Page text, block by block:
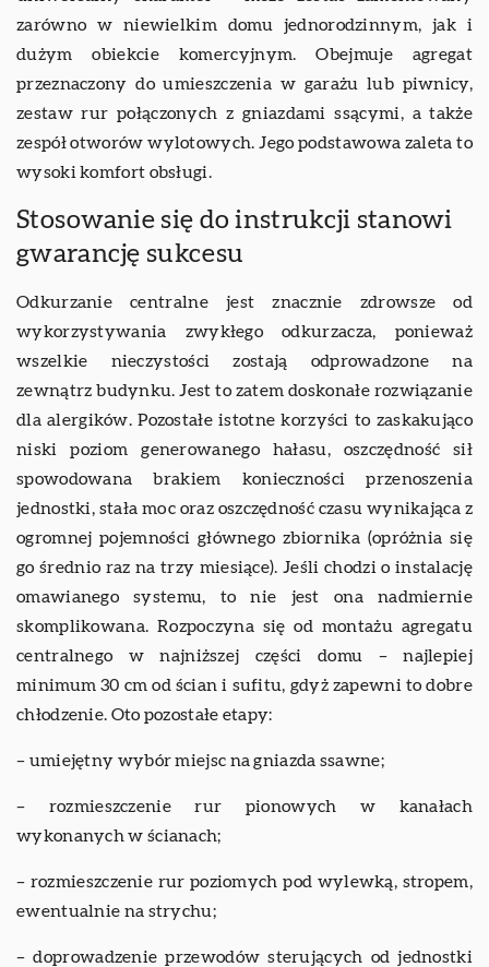
zarówno w niewielkim domu jednorodzinnym, jak i
dużym obiekcie komercyjnym. Obejmuje agregat
przeznaczony do umieszczenia w garażu lub piwnicy,
zestaw rur połączonych z gniazdami ssącymi, a także
zespół otworów wylotowych. Jego podstawowa zaleta to
wysoki komfort obsługi.
Stosowanie się do instrukcji stanowi
gwarancję sukcesu
Odkurzanie centralne jest znacznie zdrowsze od
wykorzystywania zwykłego odkurzacza, ponieważ
wszelkie nieczystości zostają odprowadzone na
zewnątrz budynku. Jest to zatem doskonałe rozwiązanie
dla alergików. Pozostałe istotne korzyści to zaskakująco
niski poziom generowanego hałasu, oszczędność sił
spowodowana brakiem konieczności przenoszenia
jednostki, stała moc oraz oszczędność czasu wynikająca z
ogromnej pojemności głównego zbiornika (opróżnia się
go średnio raz na trzy miesiące). Jeśli chodzi o instalację
omawianego systemu, to nie jest ona nadmiernie
skomplikowana. Rozpoczyna się od montażu agregatu
centralnego w najniższej części domu – najlepiej
minimum 30 cm od ścian i sufitu, gdyż zapewni to dobre
chłodzenie. Oto pozostałe etapy:
– umiejętny wybór miejsc na gniazda ssawne;
– rozmieszczenie rur pionowych w kanałach
wykonanych w ścianach;
– rozmieszczenie rur poziomych pod wylewką, stropem,
ewentualnie na strychu;
– doprowadzenie przewodów sterujących od jednostki